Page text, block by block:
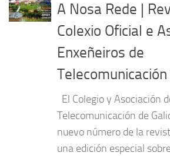
A Nosa Rede |
Colexio Oficial e
Enxeñeiros de
Telecomunicación
El Colegio y Asociación
Telecomunicación de
nuevo número de la
una edición especial